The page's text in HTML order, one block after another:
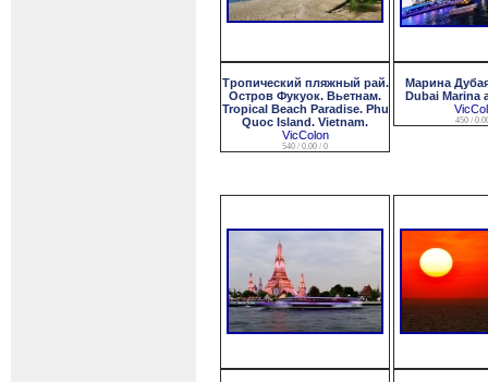
Тропический пляжный рай.
Остров Фукуок. Вьетнам.
Tropical Beach Paradise. Phu
Quoc Island. Vietnam.
VicColon
540 / 0.00 / 0
Марина
Dubai Marina
450 /